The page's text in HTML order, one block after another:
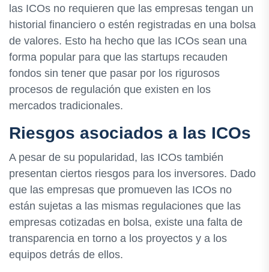
las ICOs no requieren que las empresas tengan un
historial financiero o estén registradas en una bolsa
de valores. Esto ha hecho que las ICOs sean una
forma popular para que las startups recauden
fondos sin tener que pasar por los rigurosos
procesos de regulación que existen en los
mercados tradicionales.
Riesgos asociados a las ICOs
A pesar de su popularidad, las ICOs también
presentan ciertos riesgos para los inversores. Dado
que las empresas que promueven las ICOs no
están sujetas a las mismas regulaciones que las
empresas cotizadas en bolsa, existe una falta de
transparencia en torno a los proyectos y a los
equipos detrás de ellos.